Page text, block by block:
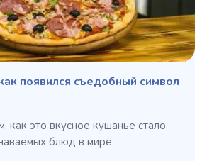
появился съедобный символ
как это вкусное кушанье стало
блюд в мире.